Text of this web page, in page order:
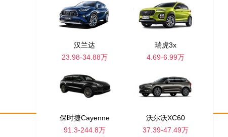
汉兰达
23.98-34.88万
瑞虎3x
4.69-6.99万
保时捷Cayenne
91.3-244.8万
沃尔沃XC60
37.39-47.49万